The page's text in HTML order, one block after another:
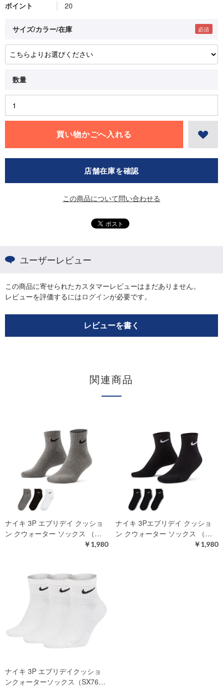
ポイント 20
サイズ/カラー/在庫
店舗在庫を確認
この商品について問い合わせる
ユーザーレビュー
この商品に寄せられたカスタマーレビューはまだありません。
レビューを評価するにはログインが必要です。
レビューを書く
関連商品
ナイキ 3P エブリデイ クッショ
ン クウォーター ソックス （…
￥1,980
ナイキ 3Pエブリデイ クッショ
ン クウォーター ソックス （…
￥1,980
ナイキ 3P エブリデイクッショ
ンクォーターソックス（SX76…